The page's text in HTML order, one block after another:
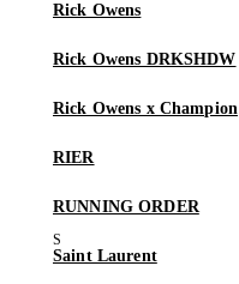
Rick Owens
Rick Owens DRKSHDW
Rick Owens x Champion
RIER
RUNNING ORDER
Saint Laurent